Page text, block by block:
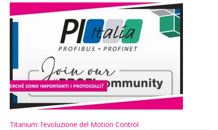
Titanium: l’evoluzione del Motion Control